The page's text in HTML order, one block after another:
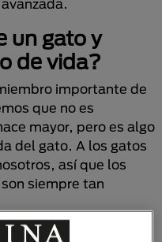
un gato y
de vida?
importante de
que no es
mayor, pero es algo
del gato. A los gatos
así que los
siempre tan
para determinar que